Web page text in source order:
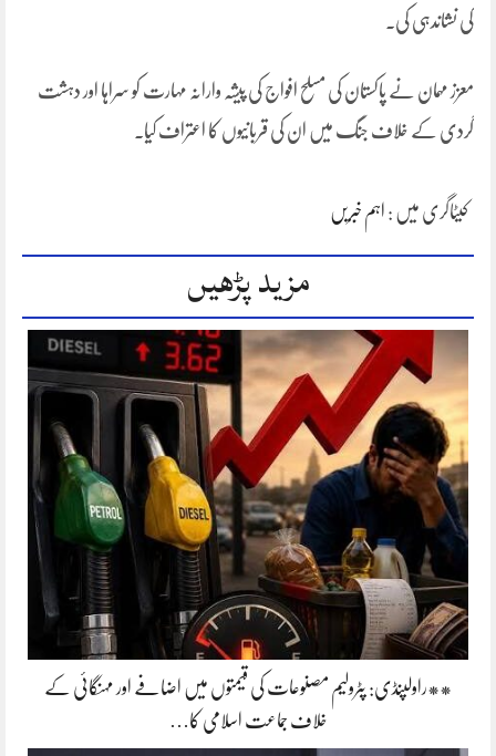
کی نشاندہی کی۔
معزز مہمان نے پاکستان کی مسلح افواج کی پیشہ وارانہ مہارت کو سراہا اور دہشت
گردی کے خلاف جنگ میں ان کی قربانیوں کا اعتراف کیا۔
کیٹاگری میں : اہم خبریں
مزید پڑھیں
**راولپنڈی: پٹرولیم مصنوعات کی قیمتوں میں اضافے اور مہنگائی کے
خلاف جماعت اسلامی کا…